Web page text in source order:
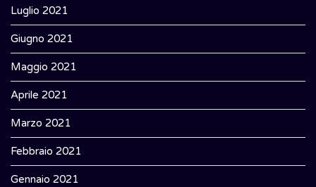
Luglio 2021
Giugno 2021
Maggio 2021
Aprile 2021
Marzo 2021
Febbraio 2021
Gennaio 2021